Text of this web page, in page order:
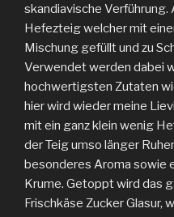
skandiavische Verführung.
Hefezteig welcher mit
Mischung gefüllt und zu
Verwendet werden dabei
hochwertigsten Zutaten
hier wird wieder meine
mit ein ganz klein wenig
der Teig umso länger
besonderes Aroma sowie
Krume. Getoppt wird das
Frischkäse Zucker Glasur,